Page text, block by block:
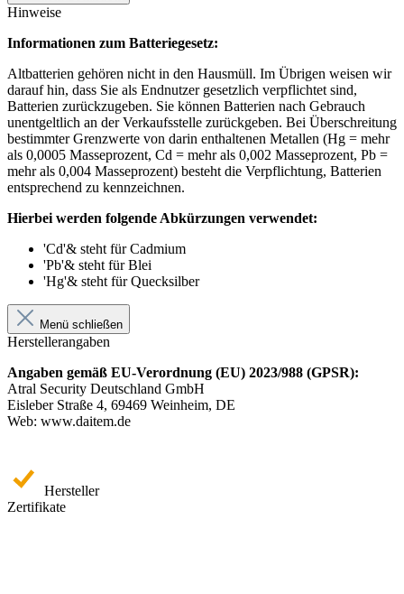
Hinweise
Informationen zum Batteriegesetz:
Altbatterien gehören nicht in den Hausmüll. Im Übrigen weisen wir
darauf hin, dass Sie als Endnutzer gesetzlich verpflichtet sind,
Batterien zurückzugeben. Sie können Batterien nach Gebrauch
unentgeltlich an der Verkaufsstelle zurückgeben. Bei Überschreitung
bestimmter Grenzwerte von darin enthaltenen Metallen (Hg = mehr
als 0,0005 Masseprozent, Cd = mehr als 0,002 Masseprozent, Pb =
mehr als 0,004 Masseprozent) besteht die Verpflichtung, Batterien
entsprechend zu kennzeichnen.
Hierbei werden folgende Abkürzungen verwendet:
'Cd'& steht für Cadmium
'Pb'& steht für Blei
'Hg'& steht für Quecksilber
Menü schließen
Herstellerangaben
Angaben gemäß EU-Verordnung (EU) 2023/988 (GPSR):
Atral Security Deutschland GmbH
Eisleber Straße 4, 69469 Weinheim, DE
Web: www.daitem.de
Hersteller
Zertifikate